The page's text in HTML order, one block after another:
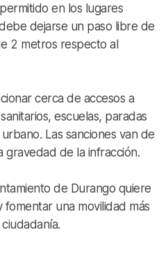
en los lugares
dejarse un paso libre de
2 metros respecto al
cerca de accesos a
escuelas, paradas
Las sanciones van de
gravedad de la infracción.
de Durango quiere
una movilidad más